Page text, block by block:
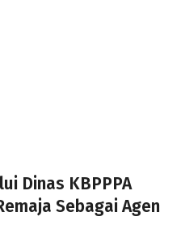
Dinas KBPPPA
Sebagai Agen